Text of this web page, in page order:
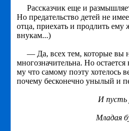
Рассказчик еще и размышляет
Но предательство детей не
отца, приехать и продлить
внукам...)
— Да, всех тем, которые вы
многозначительна. Но
му что самому поэту хотелось
почему бесконечно уны­лый и
И пусть
Младая